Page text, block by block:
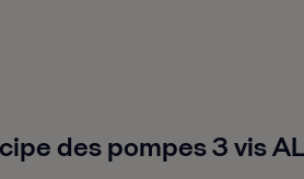
des pompes 3 vis